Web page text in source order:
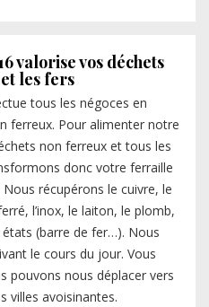
valorise vos déchets
les fers
tous les négoces en
ferreux. Pour alimenter notre
non ferreux et tous les
donc votre ferraille
récupérons le cuivre, le
l’inox, le laiton, le plomb,
(barre de fer…). Nous
le cours du jour. Vous
pouvons nous déplacer vers
villes avoisinantes.